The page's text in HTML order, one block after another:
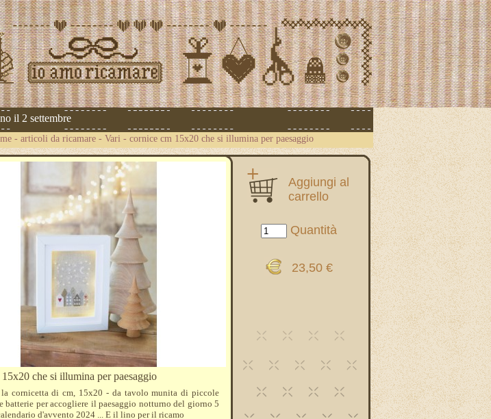
il 2 settembre
- articoli da ricamare - Vari - cornice cm 15x20 che si illumina per paesaggio
Aggiungi al
carrello
Quantità
23,50 €
che si illumina per paesaggio
la cornicetta di cm, 15x20 - da tavolo munita di piccole
batterie per accogliere il paesaggio notturno del giorno 5
d'avvento 2024 ... E il lino per il ricamo